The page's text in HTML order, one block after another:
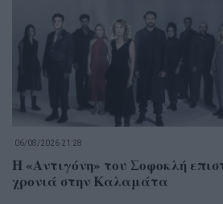
06/08/2026 21:28
Η «Αντιγόνη» του Σοφοκλή
χρονιά στην Καλαμάτα